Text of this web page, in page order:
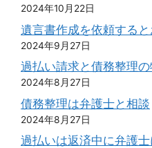
2024年10月22日
遺言書作成を依頼すると
2024年9月27日
過払い請求と債務整理
2024年8月27日
債務整理は弁護士と相談
2024年8月27日
過払いは返済中に弁護